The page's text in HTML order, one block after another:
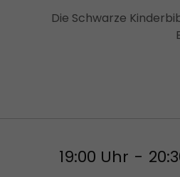
Die Schwarze
19:00 Uhr -